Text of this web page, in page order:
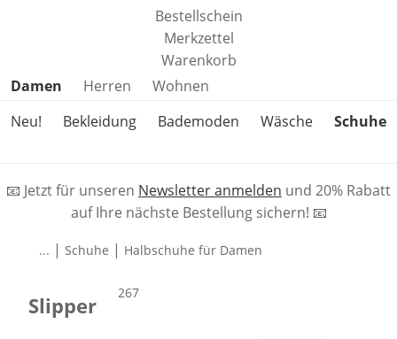
Bestellschein
Merkzettel
Warenkorb
Produktkategorien überspringen
Damen Herren
Wohnen
Neu!
Bekleidung Bademoden Wäsche Schuhe
📧 Jetzt für unseren Newsletter anmelden und 20% Rabatt
auf Ihre nächste Bestellung sichern! 📧
... | Schuhe | Halbschuhe für Damen
Slipper Produkte
267